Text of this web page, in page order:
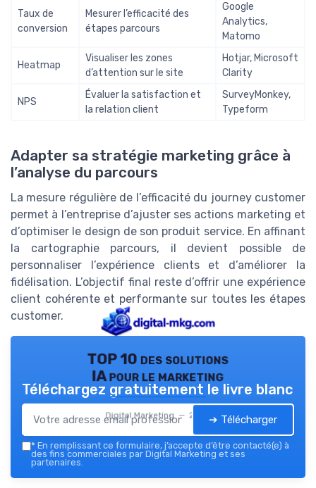
Taux de
conversion
Mesurer l’efficacité des
étapes parcours
Google
Analytics,
Matomo
Heatmap
Visualiser les zones
d’attention sur le site
Hotjar, Microsoft
Clarity
NPS
Évaluer la satisfaction et
la relation client
SurveyMonkey,
Typeform
Adapter sa stratégie marketing grâce à
l’analyse du parcours
La mesure régulière de l’efficacité du journey customer
permet à l’entreprise d’ajuster ses actions marketing et
d’optimiser le design de son produit service. En affinant
la cartographie parcours, il devient possible de
personnaliser l’expérience clients et d’améliorer la
fidélisation. L’objectif final reste d’offrir une expérience
client cohérente et performante sur toutes les étapes
customer.
TOP 10 des solutions
IA pour le marketing
Digital Marketing — 2026
Téléchargez gratuitement le livre blanc
➔ Télécharger
* En remplissant ce formulaire, j’accepte d’être contacté(e) à
des fins commerciales par Digital Marketing et ses
partenaires.